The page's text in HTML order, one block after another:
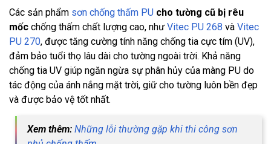
Các sản phẩm sơn chống thấm PU cho tường cũ bị rêu
mốc chống thấm chất lượng cao, như Vitec PU 268 và Vitec
PU 270, được tăng cường tính năng chống tia cực tím (UV),
đảm bảo tuổi thọ lâu dài cho tường ngoài trời. Khả năng
chống tia UV giúp ngăn ngừa sự phân hủy của màng PU do
tác động của ánh nắng mặt trời, giữ cho tường luôn bền đẹp
và được bảo vệ tốt nhất.
Xem thêm: Những lỗi thường gặp khi thi công sơn